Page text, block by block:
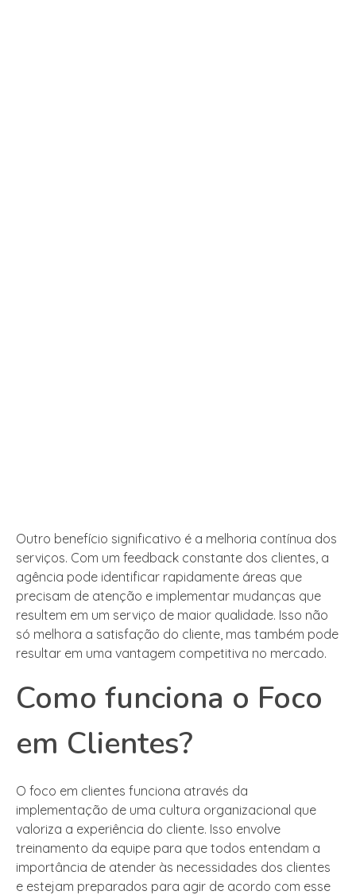
Outro benefício significativo é a melhoria contínua dos
serviços. Com um feedback constante dos clientes, a
agência pode identificar rapidamente áreas que
precisam de atenção e implementar mudanças que
resultem em um serviço de maior qualidade. Isso não
só melhora a satisfação do cliente, mas também pode
resultar em uma vantagem competitiva no mercado.
Como funciona o Foco
em Clientes?
O foco em clientes funciona através da
implementação de uma cultura organizacional que
valoriza a experiência do cliente. Isso envolve
treinamento da equipe para que todos entendam a
importância de atender às necessidades dos clientes
e estejam preparados para agir de acordo com esse